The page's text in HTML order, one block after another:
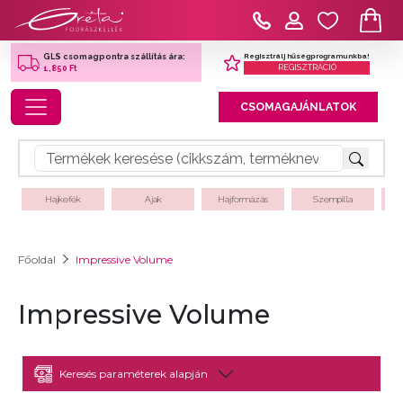
GLS csomagpontra szállítás ára:
1,850 Ft
Regisztrálj hűségprogramunkba!
REGISZTRÁCIÓ
Toggle navigation CSOMAGAJÁNLATOK
Hajkefék Ajak Hajformázás Szempilla
Főoldal Impressive Volume
Impressive Volume
Keresés paraméterek alapján